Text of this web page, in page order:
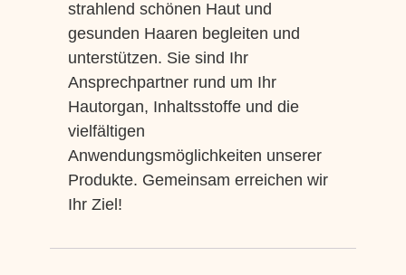
strahlend schönen Haut und
gesunden Haaren begleiten und
unterstützen. Sie sind Ihr
Ansprechpartner rund um Ihr
Hautorgan, Inhaltsstoffe und die
vielfältigen
Anwendungsmöglichkeiten unserer
Produkte. Gemeinsam erreichen wir
Ihr Ziel!